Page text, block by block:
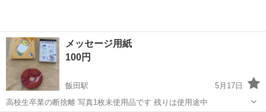
メッセージ用紙
100円
飯田駅
5月17日
高校生卒業の断捨離 写真1枚未使用品です 残りは使用途中